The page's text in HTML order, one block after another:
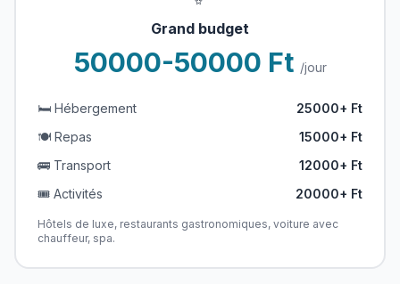
Grand budget
50000-50000 Ft /jour
🛏️ Hébergement
25000+ Ft
🍽️ Repas
15000+ Ft
🚌 Transport
12000+ Ft
🎟️ Activités
20000+ Ft
Hôtels de luxe, restaurants gastronomiques, voiture avec
chauffeur, spa.